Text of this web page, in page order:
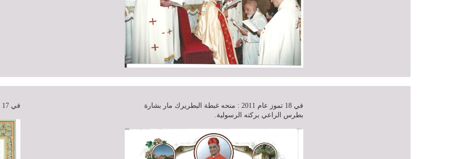
في 17 تموز عام 2002: حاز على وسام الأرز من رتبة فارس.
في 18 تموز عام 2011 : منحه غبطة البطريرك مار بشارة
بطرس الراعي بركته الرسولية.